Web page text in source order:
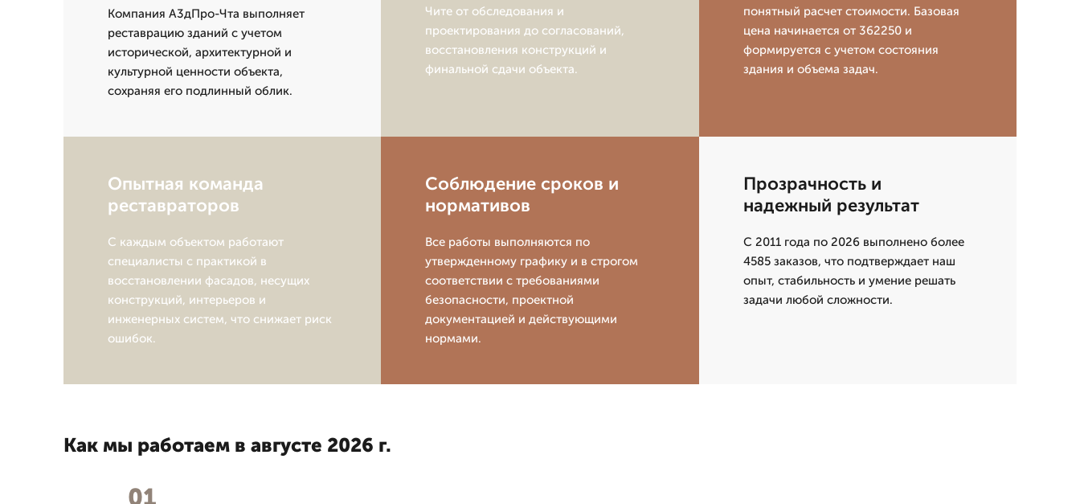
Компания А3дПро-Чта выполняет
реставрацию зданий с учетом
исторической, архитектурной и
культурной ценности объекта,
сохраняя его подлинный облик.
Чите от обследования и
проектирования до согласований,
восстановления конструкций и
финальной сдачи объекта.
понятный расчет стоимости. Базовая
цена начинается от 362250 и
формируется с учетом состояния
здания и объема задач.
Опытная команда
реставраторов
С каждым объектом работают
специалисты с практикой в
восстановлении фасадов, несущих
конструкций, интерьеров и
инженерных систем, что снижает риск
ошибок.
Соблюдение сроков и
нормативов
Все работы выполняются по
утвержденному графику и в строгом
соответствии с требованиями
безопасности, проектной
документацией и действующими
нормами.
Прозрачность и
надежный результат
С 2011 года по 2026 выполнено более
4585 заказов, что подтверждает наш
опыт, стабильность и умение решать
задачи любой сложности.
Как мы работаем в августе 2026 г.
01